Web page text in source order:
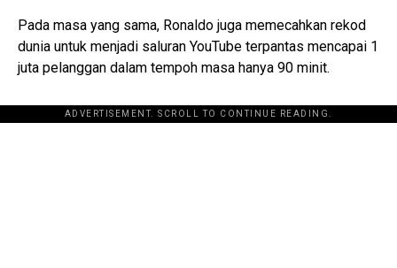
Pada masa yang sama, Ronaldo juga memecahkan rekod
dunia untuk menjadi saluran YouTube terpantas mencapai 1
juta pelanggan dalam tempoh masa hanya 90 minit.
ADVERTISEMENT. SCROLL TO CONTINUE READING.